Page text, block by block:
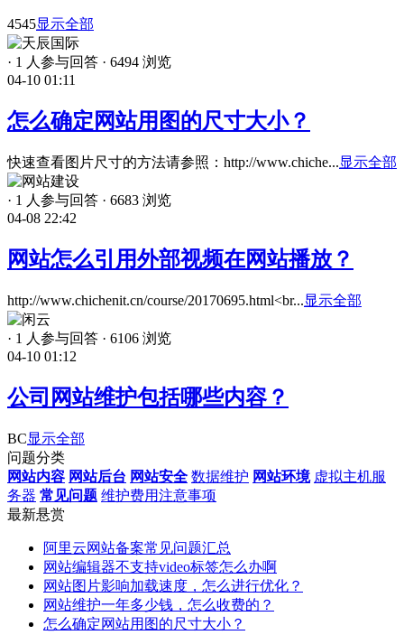
4545显示全部
· 1 人参与回答 · 6494 浏览
04-10 01:11
怎么确定网站用图的尺寸大小？
快速查看图片尺寸的方法请参照：http://www.chiche...显示全部
· 1 人参与回答 · 6683 浏览
04-08 22:42
网站怎么引用外部视频在网站播放？
http://www.chichenit.cn/course/20170695.html<br...显示全部
· 1 人参与回答 · 6106 浏览
04-10 01:12
公司网站维护包括哪些内容？
BC显示全部
问题分类
网站内容 网站后台 网站安全 数据维护 网站环境 虚拟主机服
务器 常见问题 维护费用注意事项
最新悬赏
阿里云网站备案常见问题汇总
网站编辑器不支持video标签怎么办啊
网站图片影响加载速度，怎么进行优化？
网站维护一年多少钱，怎么收费的？
怎么确定网站用图的尺寸大小？